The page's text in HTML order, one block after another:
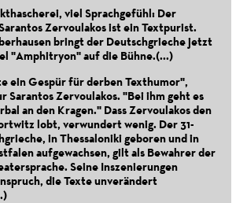
Sconosciuti
Salzburg, 2022
viel Sprachgefühl: Der
Zervoulakos ist ein Textpurist.
bringt der Deutschgrieche jetzt
"Amphitryon" auf die Bühne.(...)
ein Gespür für derben Texthumor",
Sarantos Zervoulakos. "Bei ihm geht es
an den Kragen." Dass Zervoulakos den
lobt, verwundert wenig. Der 31-
in Thessaloniki geboren und in
aufgewachsen, gilt als Bewahrer der
Seine Inszenierungen
die Texte unverändert